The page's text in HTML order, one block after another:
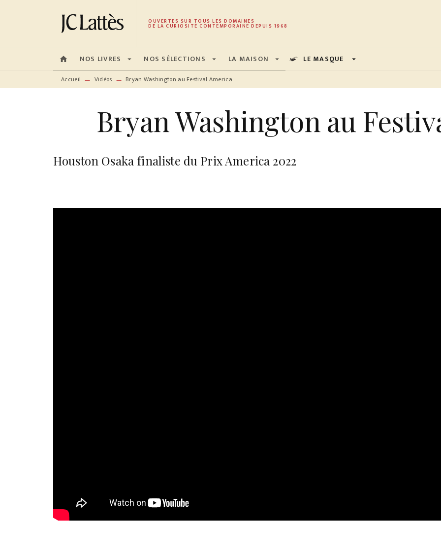
MENU RECHERCHE CONTENU PIED DE PAGE
OUVERTES SUR TOUS LES DOMAINES
DE LA CURIOSITÉ CONTEMPORAINE DEPUIS 1968
home NOS LIVRES arrow_drop_down NOS SÉLECTIONS arrow_drop_down LA MAISON arrow_drop_down LE MASQUE arrow_drop_down
Accueil — Vidéos — Bryan Washington au Festival America
Bryan Washington au
Houston Osaka finaliste du Prix America 2022